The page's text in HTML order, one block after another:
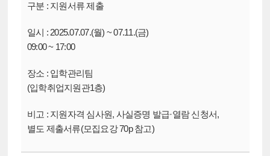
지원서류 제출
2025.07.07.(월) ~ 07.11.(금)
09:00 ~ 17:00
입학관리팀
(입학취업지원관1층)
지원자격 심사원, 사실증명 발급·열람 신청서,
별도 제출서류(모집요강 70p 참고)